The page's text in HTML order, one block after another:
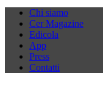
Chi siamo
Cer Magazine
Edicola
App
Press
Contatti